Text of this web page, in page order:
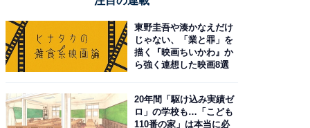
東野圭吾や湊かなえだけ
じゃない、「業と罪」を
描く『映画ちいかわ』か
ら強く連想した映画8選
20年間「駆け込み実績ゼ
ロ」の学校も…「こども
110番の家」は本当に必